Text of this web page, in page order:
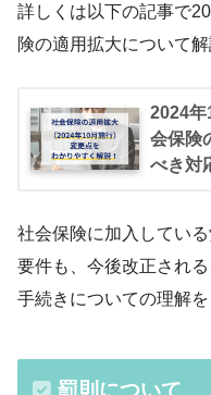
詳しくは以下の記事で
険の適用拡大について解
2024年
会保険
べき対
社会保険に加入してい
要件も、今後改正され
手続きについての理解
罰則について